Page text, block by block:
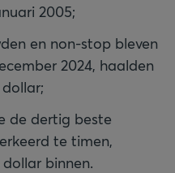
2005;
en non-stop bleven
2024, haalden
de dertig beste
te timen,
binnen.